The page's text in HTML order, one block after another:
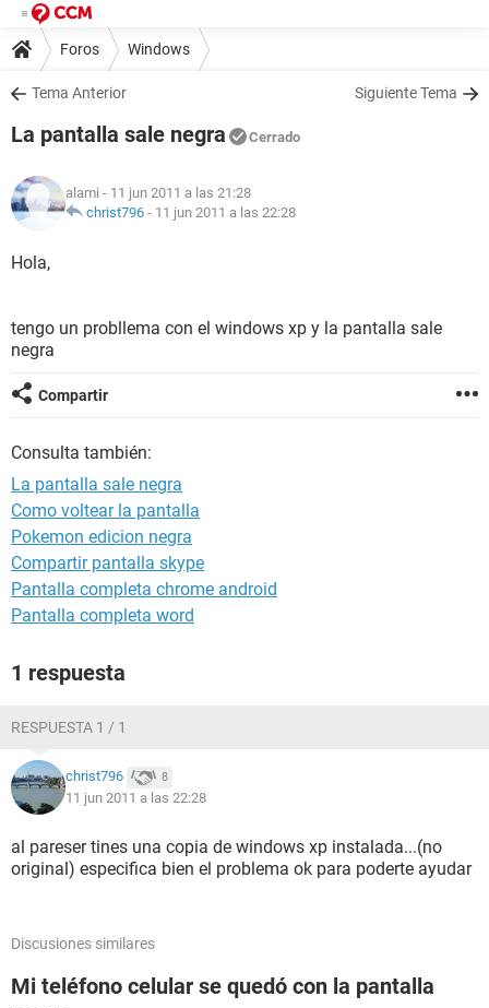
Foros Windows
Tema Anterior Siguiente Tema
La pantalla sale negra Cerrado
alami - 11 jun 2011 a las 21:28
christ796 - 11 jun 2011 a las 22:28
Hola,
tengo un probllema con el windows xp y la pantalla sale
negra
Compartir
Consulta también:
La pantalla sale negra
Como voltear la pantalla
Pokemon edicion negra
Compartir pantalla skype
Pantalla completa chrome android
Pantalla completa word
1 respuesta
RESPUESTA 1 / 1
christ796 8
11 jun 2011 a las 22:28
al pareser tines una copia de windows xp instalada...(no
original) especifica bien el problema ok para poderte ayudar
Discusiones similares
Mi teléfono celular se quedó con la pantalla